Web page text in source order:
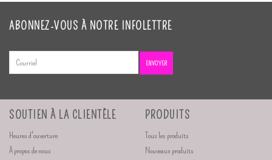
ABONNEZ-VOUS À NOTRE INFOLETTRE
ENVOYER
SOUTIEN À LA CLIENTÈLE
Heures d'ouverture
À propos de nous
PRODUITS
Tous les produits
Nouveaux produits